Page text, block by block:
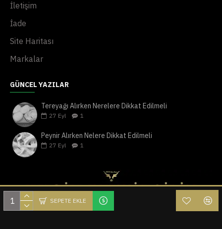
SEPETE EKLE
İletişim
İade
Site Haritası
Markalar
GÜNCEL YAZILAR
Tereyağı Alırken Nerelere Dikkat Edilmeli
27 Eyl 1
Peynir Alırken Nelere Dikkat Edilmeli
27 Eyl 1